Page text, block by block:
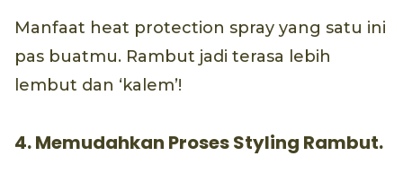
Manfaat heat protection spray yang satu ini
pas buatmu. Rambut jadi terasa lebih
lembut dan ‘kalem’!
4. Memudahkan Proses Styling Rambut.